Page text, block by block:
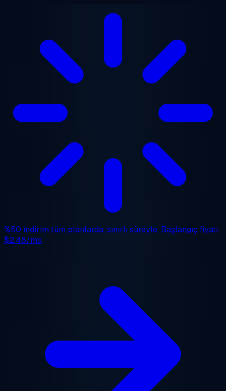
%50 indirim tüm planlarda, sınırlı süreyle. Başlangıç fiyatı
$2.48/mo